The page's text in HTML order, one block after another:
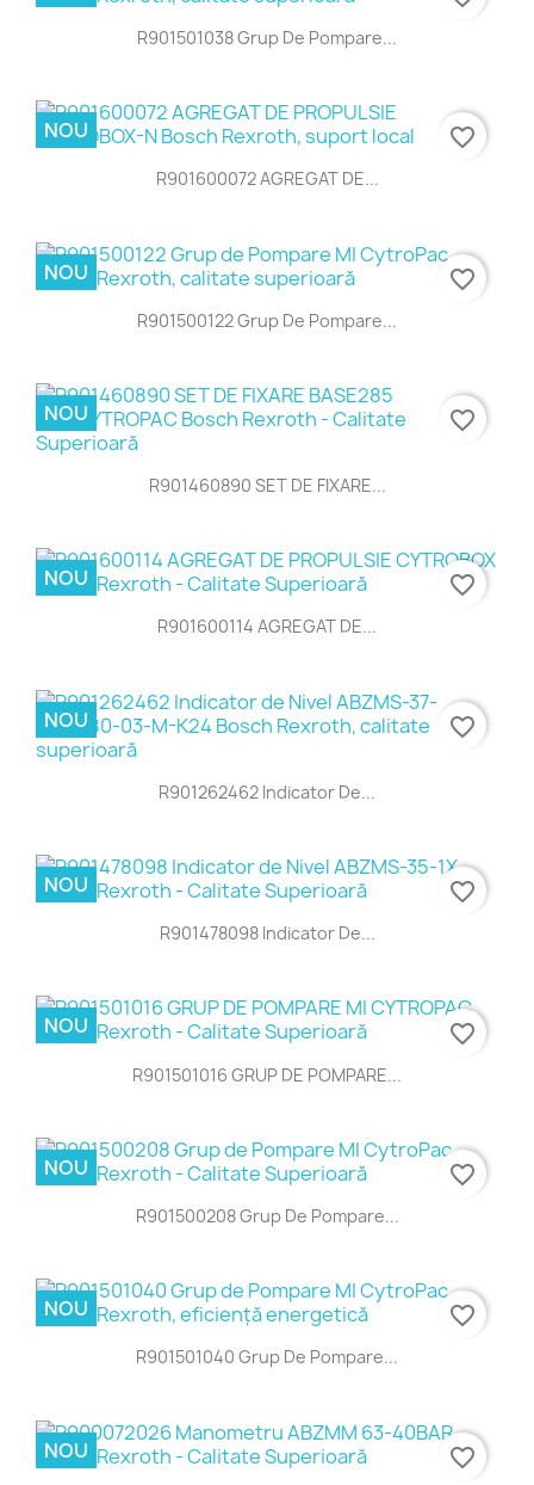
R901501038 Grup De Pompare...
R901600072 AGREGAT DE...
NOU favorite_border
R901500122 Grup De Pompare...
NOU favorite_border
R901460890 SET DE FIXARE...
NOU favorite_border
R901600114 AGREGAT DE...
NOU favorite_border
R901262462 Indicator De...
NOU favorite_border
R901478098 Indicator De...
NOU favorite_border
R901501016 GRUP DE POMPARE...
NOU favorite_border
R901500208 Grup De Pompare...
NOU favorite_border
R901501040 Grup De Pompare...
NOU favorite_border
NOU favorite_border